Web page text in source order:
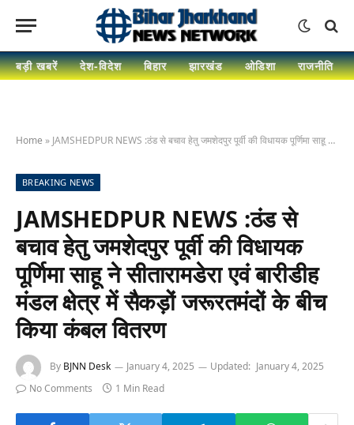
बड़ी खबरें देश-विदेश बिहार झारखंड ओडिशा राजनीति
Home » JAMSHEDPUR NEWS :ठंड से बचाव हेतु जमशेदपुर पूर्वी की विधायक पूर्णिमा साहू ने सीतारामडेरा एवं बारीडीह मंडल क्षेत्र में सैकड़ों जरूरतमंदों के बीच किया कंबल वितरण
BREAKING NEWS
JAMSHEDPUR NEWS :ठंड से
बचाव हेतु जमशेदपुर पूर्वी की विधायक
पूर्णिमा साहू ने सीतारामडेरा एवं बारीडीह
मंडल क्षेत्र में सैकड़ों जरूरतमंदों के बीच
किया कंबल वितरण
By BJNN Desk January 4, 2025 Updated: January 4, 2025
No Comments
1 Min Read